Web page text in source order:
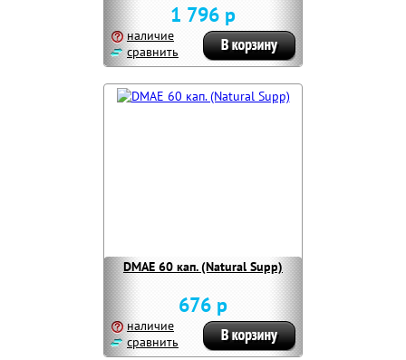
1 796 р
наличие
сравнить
DMAE 60 кап. (Natural Supp)
676 р
наличие
сравнить